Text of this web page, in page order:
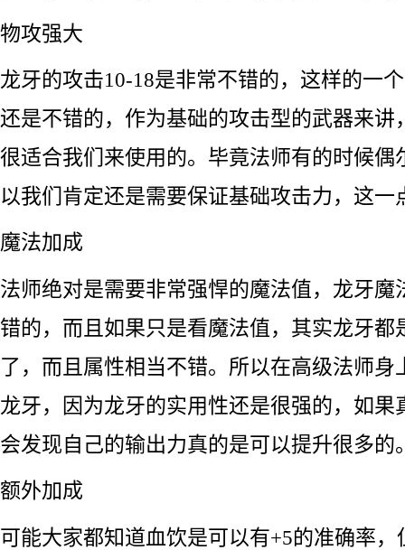
物攻强大
龙牙的攻击10-18是非常不错的，这样的一
还是不错的，作为基础的攻击型的武器来讲
很适合我们来使用的。毕竟法师有的时候偶
以我们肯定还是需要保证基础攻击力，这一
魔法加成
法师绝对是需要非常强悍的魔法值，龙牙魔
错的，而且如果只是看魔法值，其实龙牙都
了，而且属性相当不错。所以在高级法师身
龙牙，因为龙牙的实用性还是很强的，如果
会发现自己的输出力真的是可以提升很多的
额外加成
可能大家都知道血饮是可以有+5的准确率